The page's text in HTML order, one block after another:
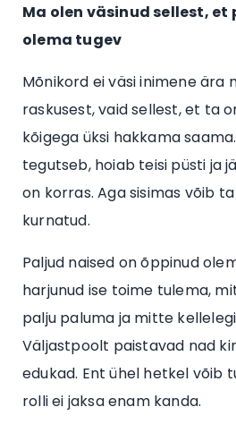
Ma olen väsinud sellest, et
olema tugev
Mõnikord ei väsi inimene ära
raskusest, vaid sellest, et ta
kõigega üksi hakkama
tegutseb, hoiab teisi püsti ja
on korras. Aga sisimas võib
kurnatud.
Paljud naised on õppinud
harjunud ise toime tulema,
palju paluma ja mitte
Väljastpoolt paistavad nad
edukad. Ent ühel hetkel võib
rolli ei jaksa enam kanda.